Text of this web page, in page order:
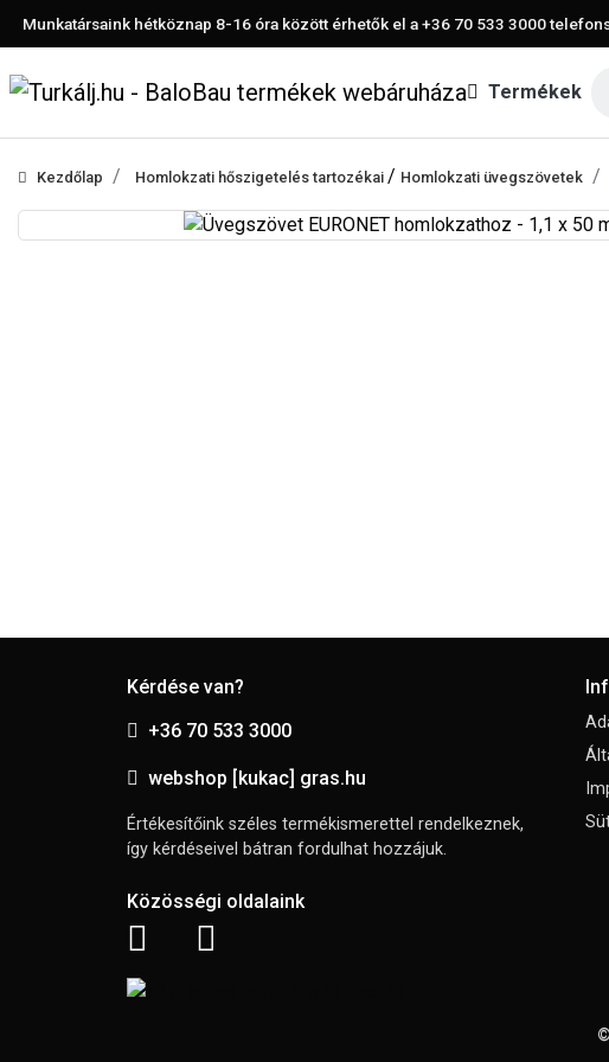
Munkatársaink hétköznap 8-16 óra között érhetők el a+36 70 533 3000
Termékek
Kezdőlap Homlokzati hőszigetelés tartozékai / Homlokzati üvegszövetek
Kérdése van?
+36 70 533 3000
webshop [kukac] gras.hu
Értékesítőink széles termékismerettel rendelkeznek,
így kérdéseivel bátran fordulhat hozzájuk.
Közösségi oldalaink